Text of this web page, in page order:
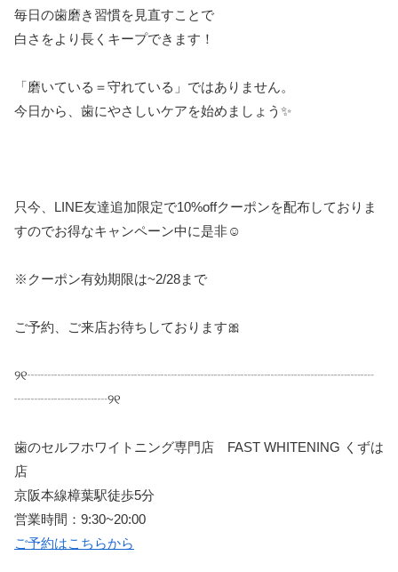
毎日の歯磨き習慣を見直すことで
白さをより長くキープできます！
「磨いている＝守れている」ではありません。
今日から、歯にやさしいケアを始めましょう✨
只今、 LINE友達追加限定で10%offクーポンを配布しておりま
すのでお得なキャンペーン中に是非☺️
※ クーポン有効期限は~2/28まで
ご予約、ご来店お待ちしております🎀
୨୧┈┈┈┈┈┈┈┈┈┈┈┈┈┈┈┈┈┈┈┈┈┈┈┈┈┈
┈┈┈┈┈┈┈୨୧
歯のセルフホワイトニング専門店 FAST WHITENING くずは
店
京阪本線樟葉駅徒歩5分
営業時間： 9:30~20:00
ご予約はこちらから